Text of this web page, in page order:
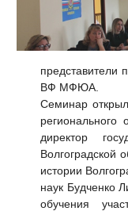
представители
ВФ МФЮА.
Семинар
регионального
директор
Волгоградской
истории
наук Будченко
обучения